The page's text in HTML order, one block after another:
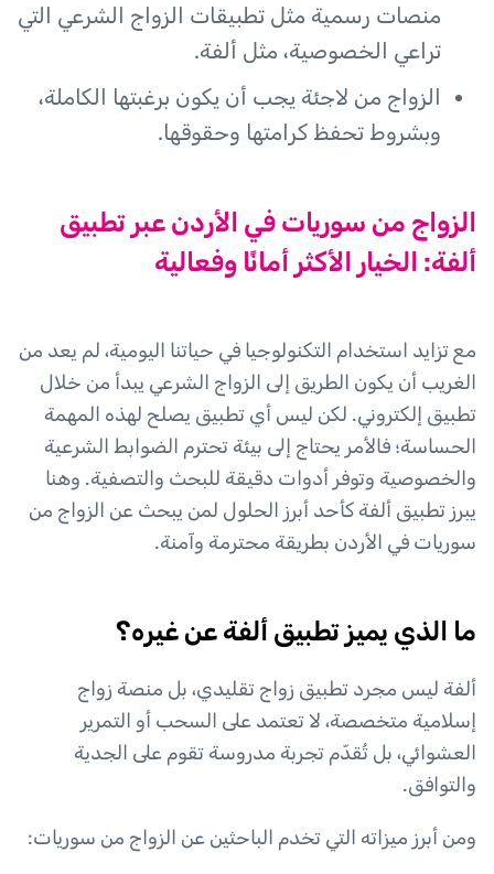
منصات رسمية مثل تطبيقات الزواج الشرعي التي
تراعي الخصوصية، مثل ألفة.
الزواج من لاجئة يجب أن يكون برغبتها الكاملة،
وبشروط تحفظ كرامتها وحقوقها.
الزواج من سوريات في الأردن عبر تطبيق
ألفة: الخيار الأكثر أمانًا وفعالية
مع تزايد استخدام التكنولوجيا في حياتنا اليومية، لم يعد من
الغريب أن يكون الطريق إلى الزواج الشرعي يبدأ من خلال
تطبيق إلكتروني. لكن ليس أي تطبيق يصلح لهذه المهمة
الحساسة؛ فالأمر يحتاج إلى بيئة تحترم الضوابط الشرعية
والخصوصية وتوفر أدوات دقيقة للبحث والتصفية. وهنا
يبرز تطبيق ألفة كأحد أبرز الحلول لمن يبحث عن الزواج من
سوريات في الأردن بطريقة محترمة وآمنة.
ما الذي يميز تطبيق ألفة عن غيره؟
ألفة ليس مجرد تطبيق زواج تقليدي، بل منصة زواج
إسلامية متخصصة، لا تعتمد على السحب أو التمرير
العشوائي، بل تُقدّم تجربة مدروسة تقوم على الجدية
والتوافق.
ومن أبرز ميزاته التي تخدم الباحثين عن الزواج من سوريات: